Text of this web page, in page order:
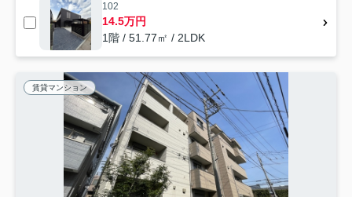
102
14.5万円
1階 / 51.77㎡ / 2LDK
賃貸マンション